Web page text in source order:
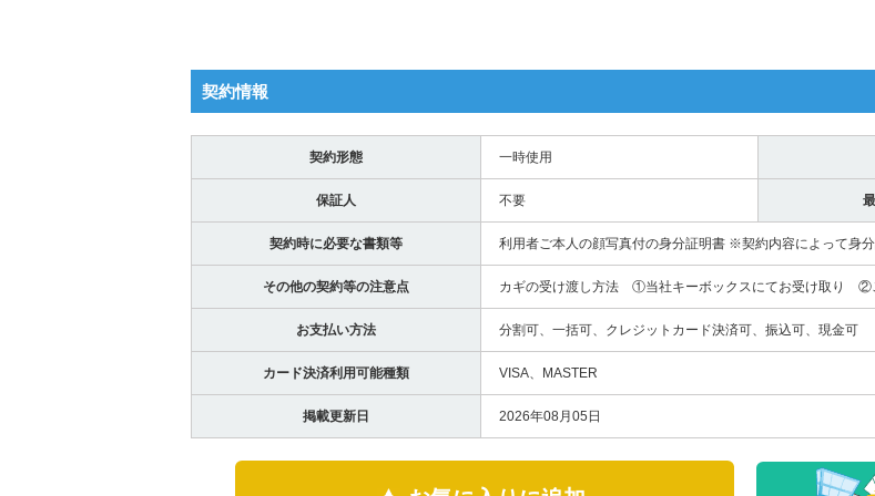
契約情報
契約形態 一時使用
保証人 不要
契約時に必要な書類等 利用者ご本人の顔写真付の身分証明書 ※契約内容によって身
その他の契約等の注意点 カギの受け渡し方法 ①当社キーボックスにてお受け取り ②
お支払い方法 分割可、一括可、クレジットカード決済可、振込可、現金可
カード決済利用可能種類 VISA、MASTER
掲載更新日 2026年08月05日